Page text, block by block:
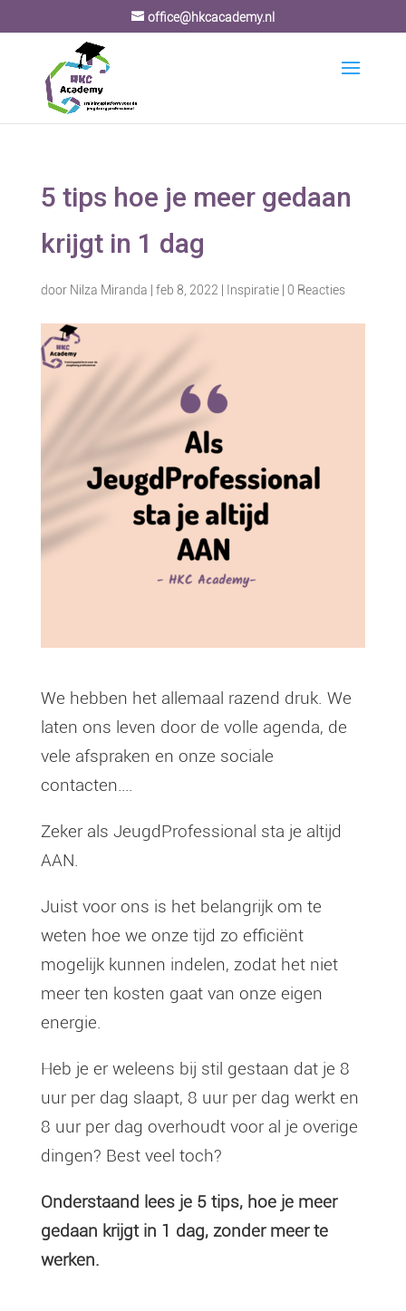
office@hkcacademy.nl
5 tips hoe je meer gedaan
krijgt in 1 dag
door Nilza Miranda feb 8, 2022 Inspiratie| 0 Reacties
We hebben het allemaal razend druk. We
laten ons leven door de volle agenda, de
vele afspraken en onze sociale
contacten….
Zeker als JeugdProfessional sta je altijd
AAN.
Juist voor ons is het belangrijk om te
weten hoe we onze tijd zo efficiënt
mogelijk kunnen indelen, zodat het niet
meer ten kosten gaat van onze eigen
energie.
Heb je er weleens bij stil gestaan dat je 8
uur per dag slaapt, 8 uur per dag werkt en
8 uur per dag overhoudt voor al je overige
dingen? Best veel toch?
Onderstaand lees je 5 tips, hoe je meer
gedaan krijgt in 1 dag, zonder meer te
werken.